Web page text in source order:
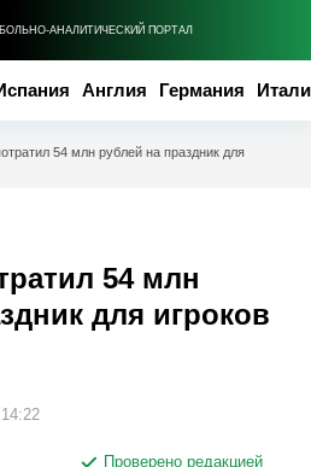
АНАЛИТИЧЕСКИЙ ПОРТАЛ
Англия Германия
54 млн рублей на праздник для
54 млн
для игроков
Проверено редакцией